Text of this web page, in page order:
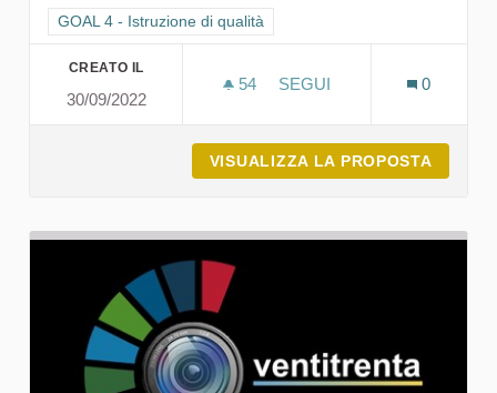
Filtra i risultati per categoria: GOAL 4 - Istruzione di qualità
GOAL 4 - Istruzione di qualità
CREATO IL
30/09/2022
54 54 SOSTENITORI
SEGUI
0
VISUALIZZA LA PROPOSTA